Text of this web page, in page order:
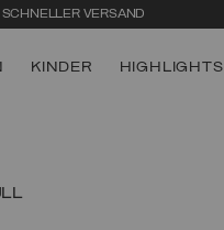
VERSAND
KINDER HIGHLIGHTS